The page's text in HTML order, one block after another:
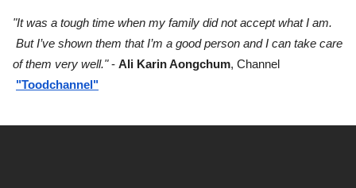
"It was a tough time when my family did not accept what I am.
But I’ve shown them that I’m a good person and I can take care
of them very well." - Ali Karin Aongchum, Channel
"Toodchannel"